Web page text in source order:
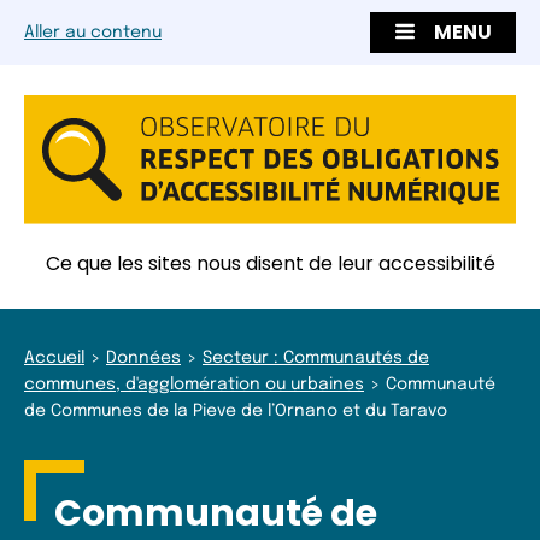
Aller au contenu MENU
Ce que les sites nous disent de leur accessibilité
Accueil Données
Secteur : Communautés de
communes, d'agglomération ou urbaines
Communauté
de Communes de la Pieve de l’Ornano et du Taravo
Communauté de